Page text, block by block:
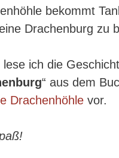
bekommt
Drachenburg zu
lese ich die
“ aus dem
Drachenhöhle vor.